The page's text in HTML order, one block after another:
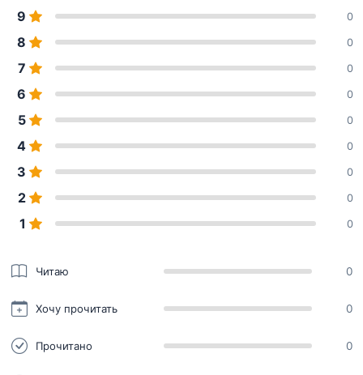
9 0
8 0
7 0
6 0
5 0
4 0
3 0
2 0
1 0
Читаю 0
Хочу прочитать 0
Прочитано 0